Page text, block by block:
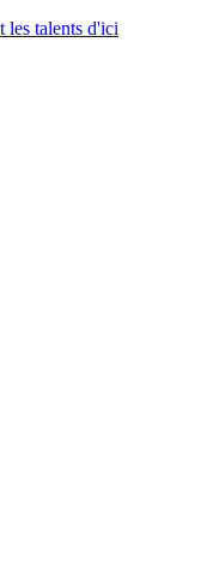
les talents d'ici